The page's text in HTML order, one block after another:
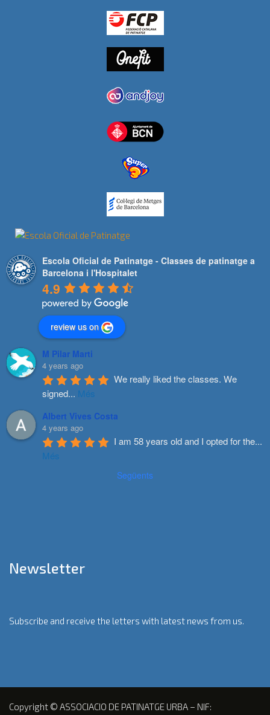
Escola Oficial de Patinatge - Classes de patinatge a
Barcelona i l'Hospitalet
4.9
review us on
M Pilar Marti
4 years ago
We really liked the classes. We
signed... Més
Albert Vives Costa
4 years ago
I am 58 years old and I opted for the...
Més
Següents
Newsletter
Subscribe and receive the letters with latest news from us.
Copyright © ASSOCIACIO DE PATINATGE URBA – NIF: